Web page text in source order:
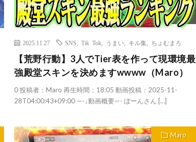
2025.11.27 SNS ,Tik Tok うまい キル集 ちょむまろ
【荒野行動】3人でTier表を作って現環境最
強殿堂スキンを決めますwwww（Maro）
0 投稿者：Maro 再生時間：18:05 動画投稿：2025-11-
28T04:00:43+09:00 —-↓動画概要—- ぼーんさん […]
Maro